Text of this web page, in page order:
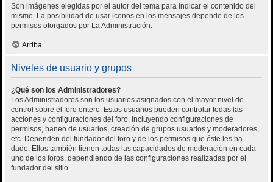
Son imágenes elegidas por el autor del tema para indicar el contenido del
mismo. La posibilidad de usar iconos en los mensajes depende de los
permisos otorgados por La Administración.
Arriba
Niveles de usuario y grupos
¿Qué son los Administradores?
Los Administradores son los usuarios asignados con el mayor nivel de
control sobre el foro entero. Estos usuarios pueden controlar todas las
acciones y configuraciones del foro, incluyendo configuraciones de
permisos, baneo de usuarios, creación de grupos usuarios y moderadores,
etc. Dependen del fundador del foro y de los permisos que éste les ha
dado. Ellos también tienen todas las capacidades de moderación en cada
uno de los foros, dependiendo de las configuraciones realizadas por el
fundador del sitio.